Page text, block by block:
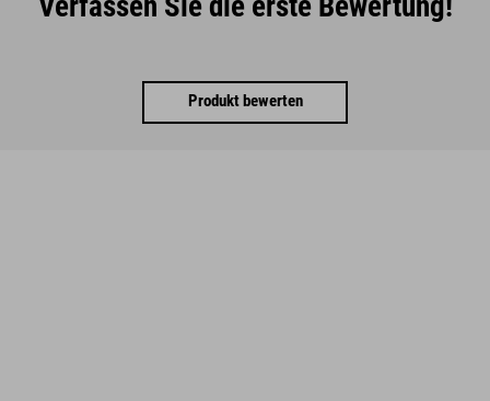
Produkt bewerten